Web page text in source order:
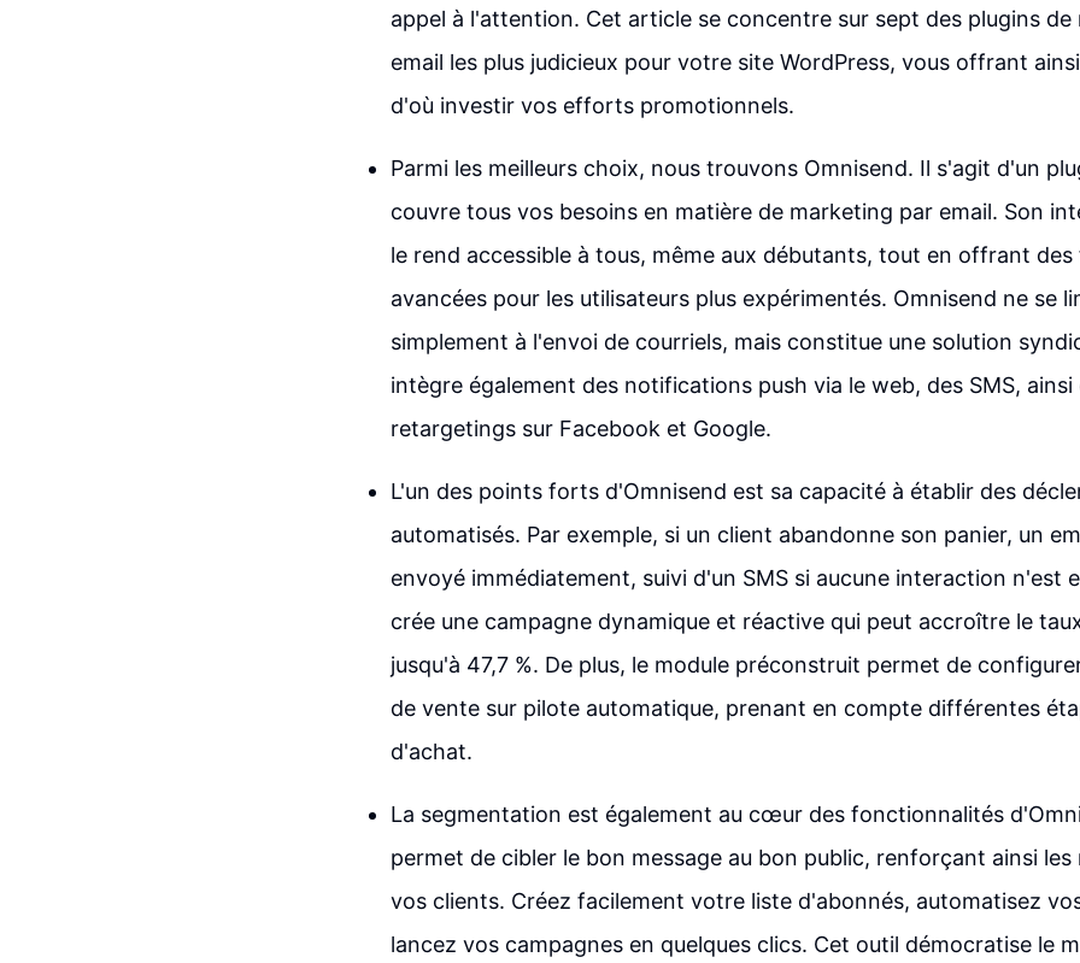
appel à l'attention. Cet article se concentre sur sept des plugins
email les plus judicieux pour votre site WordPress, vous offrant
d'où investir vos efforts promotionnels.
Parmi les meilleurs choix, nous trouvons Omnisend. Il s'agit d'un
couvre tous vos besoins en matière de marketing par email. Son
le rend accessible à tous, même aux débutants, tout en offrant
avancées pour les utilisateurs plus expérimentés. Omnisend ne se
simplement à l'envoi de courriels, mais constitue une solution
intègre également des notifications push via le web, des SMS, ainsi
retargetings sur Facebook et Google.
L'un des points forts d'Omnisend est sa capacité à établir des
automatisés. Par exemple, si un client abandonne son panier, un
envoyé immédiatement, suivi d'un SMS si aucune interaction n'est
crée une campagne dynamique et réactive qui peut accroître le
jusqu'à 47,7 %. De plus, le module préconstruit permet de
de vente sur pilote automatique, prenant en compte différentes
d'achat.
La segmentation est également au cœur des fonctionnalités
permet de cibler le bon message au bon public, renforçant ainsi les
vos clients. Créez facilement votre liste d'abonnés, automatisez
lancez vos campagnes en quelques clics. Cet outil démocratise le